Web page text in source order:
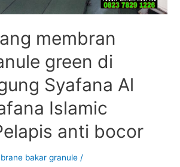
membran
green di
Syafana Al
Islamic
anti bocor
bakar granule /